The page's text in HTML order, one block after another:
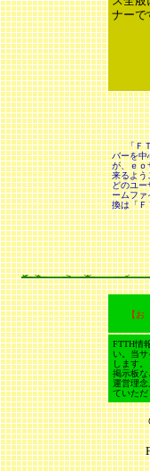
ナーで
「Ｆ
バーを
が、ｅｏ
来るよう
どのユ
ームフ
換は「Ｆ
【
FTTH情
い。当
します。
掲示板
運営理
ていただ